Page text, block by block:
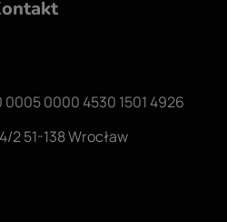
0000 4530 1501 4926
2 51-138 Wrocław